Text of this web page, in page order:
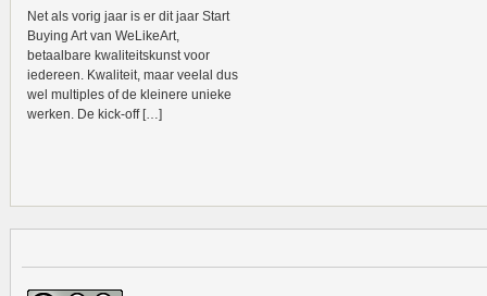
Net als vorig jaar is er dit jaar Start
Buying Art van WeLikeArt,
betaalbare kwaliteitskunst voor
iedereen. Kwaliteit, maar veelal dus
wel multiples of de kleinere unieke
werken. De kick-off […]